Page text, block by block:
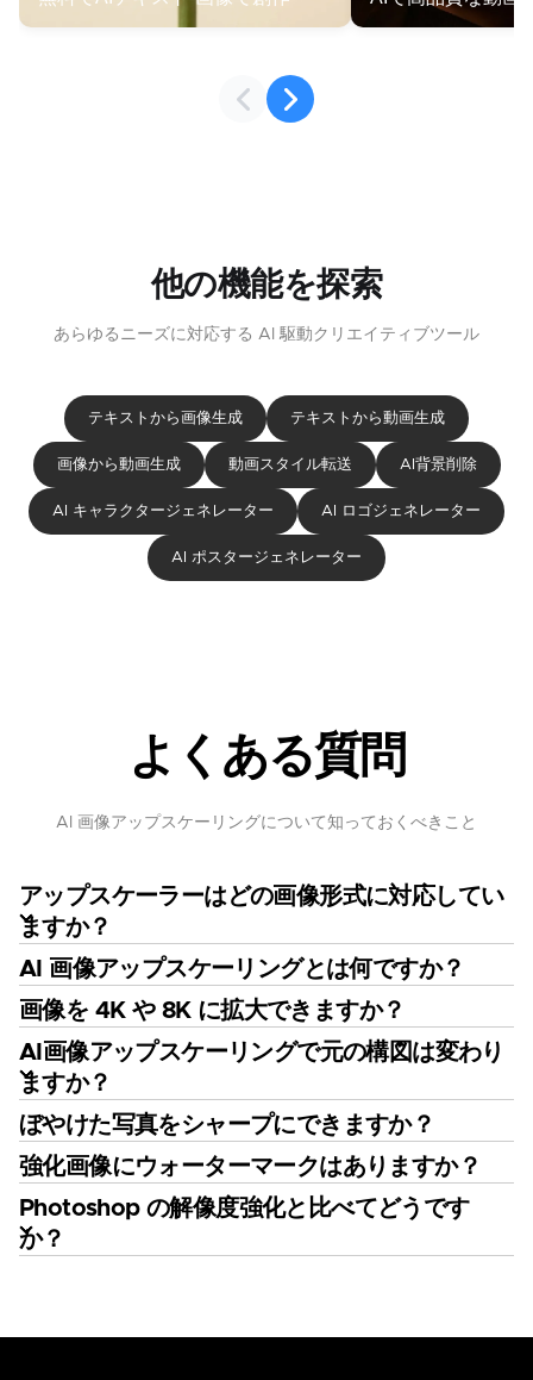
他の機能を探索
あらゆるニーズに対応する AI 駆動クリエイティブツール
テキストから画像生成 テキストから動画生成
画像から動画生成 動画スタイル転送 AI背景削除
AI キャラクタージェネレーター AI ロゴジェネレーター
AI ポスタージェネレーター
よくある質問
AI 画像アップスケーリングについて知っておくべきこと
アップスケーラーはどの画像形式に対応してい
ますか？
AI 画像アップスケーリングとは何ですか？
画像を 4K や 8K に拡大できますか？
AI画像アップスケーリングで元の構図は変わり
ますか？
ぼやけた写真をシャープにできますか？
強化画像にウォーターマークはありますか？
Photoshop の解像度強化と比べてどうです
か？